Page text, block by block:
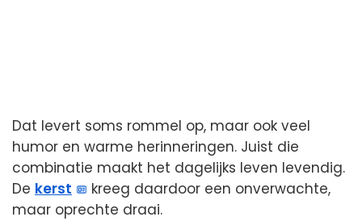
Dat levert soms rommel op, maar ook veel
humor en warme herinneringen. Juist die
combinatie maakt het dagelijks leven levendig.
De kerst
kreeg daardoor een onverwachte,
maar oprechte draai.